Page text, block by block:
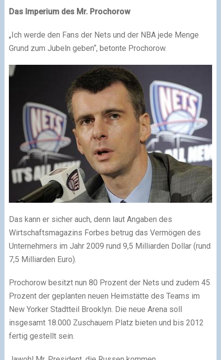
Das Imperium des Mr. Prochorow
„Ich werde den Fans der Nets und der NBA jede Menge
Grund zum Jubeln geben“, betonte Prochorow.
Das kann er sicher auch, denn laut Angaben des
Wirtschaftsmagazins Forbes betrug das Vermögen des
Unternehmers im Jahr 2009 rund 9,5 Milliarden Dollar (rund
7,5 Milliarden Euro).
Prochorow besitzt nun 80 Prozent der Nets und zudem 45
Prozent der geplanten neuen Heimstätte des Teams im
New Yorker Stadtteil Brooklyn. Die neue Arena soll
insgesamt 18.000 Zuschauern Platz bieten und bis 2012
fertig gestellt sein.